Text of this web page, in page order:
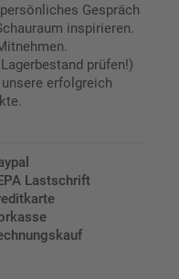
Gespräch
inspirieren.
prüfen!)
erfolgreich
Lastschrift